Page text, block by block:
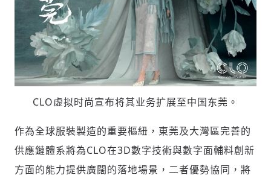
CLO虚拟时尚宣布将其业务扩展至中国东莞。
作為全球服裝製造的重要樞紐，東莞及大灣區完善的
供應鏈體系將為CLO在3D數字技術與數字面輔料創新
方面的能力提供廣闊的落地場景，二者優勢協同，將